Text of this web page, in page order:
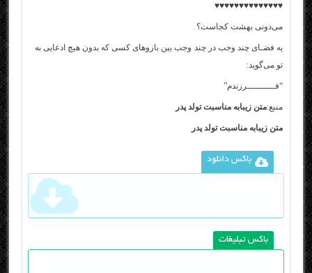
♥♥♥♥♥♥♥♥♥♥♥♥♥♥
می‌دونی بهشت کجاست؟
یه فضـای چند وجب در چند وجب بین بازوهای کسی که بدون هیچ ادعایی به
تو می‌گوید:
“فــــــــــرزندم”
منبع:متن زیبابه مناسبت تولد پدر
متن زیبابه مناسبت تولد پدر
باکس دانلود
باکس تبلیغات